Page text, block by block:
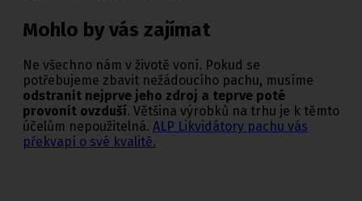
Mohlo by vás zajímat
Ne všechno nám v životě voní. Pokud se
potřebujeme zbavit nežádoucího pachu, musíme
odstranit nejprve jeho zdroj a teprve poté
provonit ovzduší. Většina výrobků na trhu je k těmto
účelům nepoužitelná. ALP Likvidátory pachu vás
překvapí o své kvalitě.